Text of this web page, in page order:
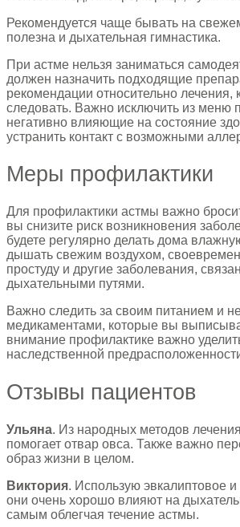
Рекомендуется чаще бывать на
полезна и дыхательная гимнастика.
При астме нельзя заниматься
должен назначить подходящие
рекомендации относительно
следовать. Важно исключить из меню
негативно влияющие на состояние
устранить контакт с возможными
Меры профилактики
Для профилактики астмы важно
вы снизите риск возникновения
будете регулярно делать дома
дышать свежим воздухом,
простуду и другие заболевания,
дыхательными путями.
Важно следить за своим питанием и
медикаментами, которые вы
внимание профилактике важно
наследственной
Отзывы пациентов
Ульяна. Из народных методов
помогает отвар овса. Также важно
образ жизни в целом.
Виктория. Использую эвкалиптовое
они очень хорошо влияют на
самым облегчая течение астмы.